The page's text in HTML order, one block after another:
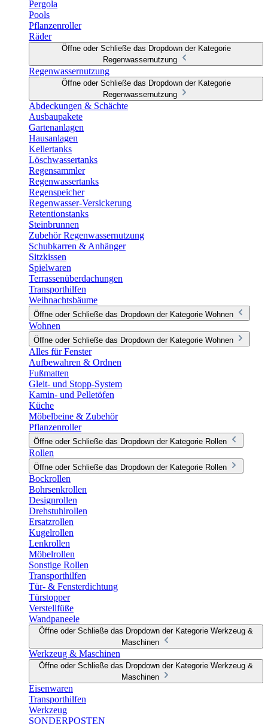
Pergola
Pools
Pflanzenroller
Räder
Öffne oder Schließe das Dropdown der Kategorie
Regenwassernutzung
Regenwassernutzung
Öffne oder Schließe das Dropdown der Kategorie
Regenwassernutzung
Abdeckungen & Schächte
Ausbaupakete
Gartenanlagen
Hausanlagen
Kellertanks
Löschwassertanks
Regensammler
Regenwassertanks
Regenspeicher
Regenwasser-Versickerung
Retentionstanks
Steinbrunnen
Zubehör Regenwassernutzung
Schubkarren & Anhänger
Sitzkissen
Spielwaren
Terrassenüberdachungen
Transporthilfen
Weihnachtsbäume
Öffne oder Schließe das Dropdown der Kategorie Wohnen
Wohnen
Öffne oder Schließe das Dropdown der Kategorie Wohnen
Alles für Fenster
Aufbewahren & Ordnen
Fußmatten
Gleit- und Stopp-System
Kamin- und Pelletöfen
Küche
Möbelbeine & Zubehör
Pflanzenroller
Öffne oder Schließe das Dropdown der Kategorie Rollen
Rollen
Öffne oder Schließe das Dropdown der Kategorie Rollen
Bockrollen
Bohrsenkrollen
Designrollen
Drehstuhlrollen
Ersatzrollen
Kugelrollen
Lenkrollen
Möbelrollen
Sonstige Rollen
Transporthilfen
Tür- & Fensterdichtung
Türstopper
Verstellfüße
Wandpaneele
Öffne oder Schließe das Dropdown der Kategorie Werkzeug &
Maschinen
Werkzeug & Maschinen
Öffne oder Schließe das Dropdown der Kategorie Werkzeug &
Maschinen
Eisenwaren
Transporthilfen
Werkzeug
SONDERPOSTEN